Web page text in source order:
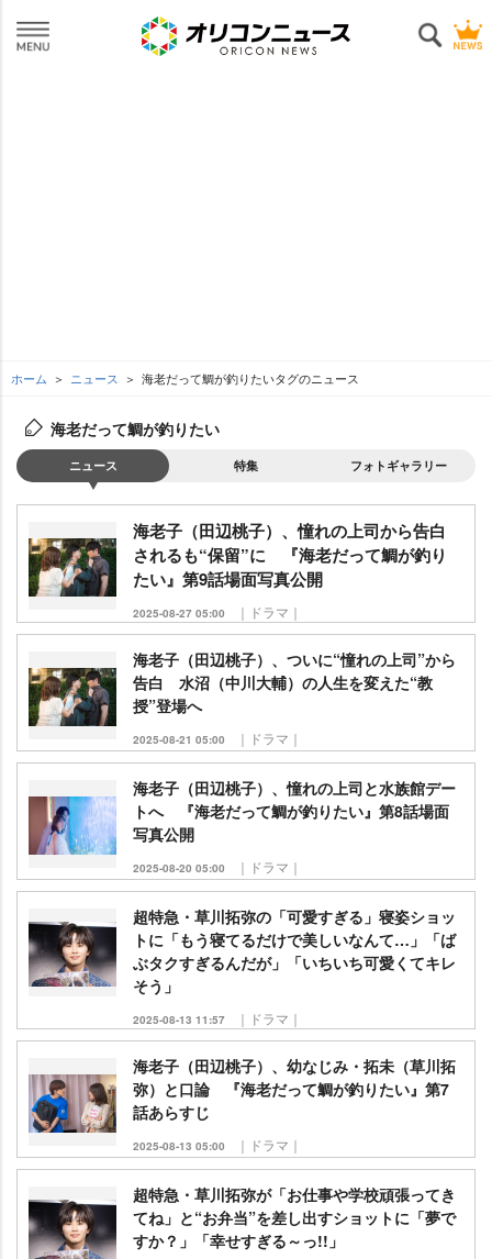
ホーム ニュース 海老だって鯛が釣りたいタグのニュース
海老だって鯛が釣りたい
ニュース 特集 フォトギャラリー
海老子（田辺桃子）、憧れの上司から告白
されるも“保留”に 『海老だって鯛が釣り
たい』第9話場面写真公開
2025-08-27 05:00 ｜ドラマ｜
海老子（田辺桃子）、ついに“憧れの上司”から
告白 水沼（中川大輔）の人生を変えた“教
授”登場へ
2025-08-21 05:00 ｜ドラマ｜
海老子（田辺桃子）、憧れの上司と水族館デー
トへ 『海老だって鯛が釣りたい』第8話場面
写真公開
2025-08-20 05:00 ｜ドラマ｜
超特急・草川拓弥の「可愛すぎる」寝姿ショッ
トに「もう寝てるだけで美しいなんて…」「ば
ぶタクすぎるんだが」「いちいち可愛くてキレ
そう」
2025-08-13 11:57 ｜ドラマ｜
海老子（田辺桃子）、幼なじみ・拓未（草川拓
弥）と口論 『海老だって鯛が釣りたい』第7
話あらすじ
2025-08-13 05:00 ｜ドラマ｜
超特急・草川拓弥が「お仕事や学校頑張ってき
てね」と“お弁当”を差し出すショットに「夢で
すか？」「幸せすぎる～っ!!」